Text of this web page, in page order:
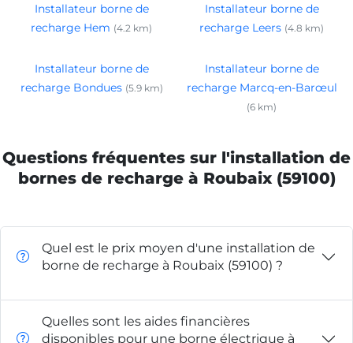
Installateur borne de
recharge Hem (4.2 km)
Installateur borne de
recharge Leers (4.8 km)
Installateur borne de
recharge Bondues (5.9 km)
Installateur borne de
recharge Marcq-en-Barœul
(6 km)
Questions fréquentes sur l'installation de
bornes de recharge à Roubaix (59100)
Quel est le prix moyen d'une installation de
borne de recharge à Roubaix (59100) ?
Quelles sont les aides financières
disponibles pour une borne électrique à